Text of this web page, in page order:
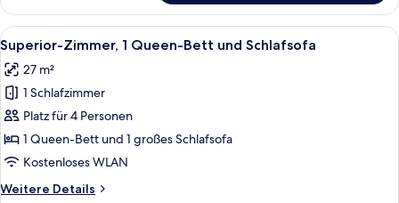
Zimmer,
2 Einzelbetten
Alle
Fotos
für
Superior-
Zimmer,
1 Queen-
Bett
Schlafsofa
Ein Hotelzimmer mit einem Bett,
10
Superior-Zimmer, 1 Queen-Bett und Schlafsofa
27 m²
1 Schlafzimmer
Platz für 4 Personen
1 Queen-Bett und 1 großes Schlafsofa
Kostenloses WLAN
Weitere Details
Weitere